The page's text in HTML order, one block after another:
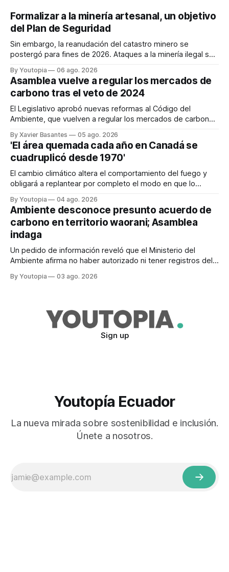
Formalizar a la minería artesanal, un objetivo
del Plan de Seguridad
Sin embargo, la reanudación del catastro minero se
postergó para fines de 2026. Ataques a la minería ilegal se
By Youtopia 06 ago. 2026
Asamblea vuelve a regular los mercados de
carbono tras el veto de 2024
El Legislativo aprobó nuevas reformas al Código del
Ambiente, que vuelven a regular los mercados de carbono,
By Xavier Basantes 05 ago. 2026
'El área quemada cada año en Canadá se
cuadruplicó desde 1970'
El cambio climático altera el comportamiento del fuego y
obligará a replantear por completo el modo en que lo
By Youtopia 04 ago. 2026
Ambiente desconoce presunto acuerdo de
carbono en territorio waorani; Asamblea
indaga
Un pedido de información reveló que el Ministerio del
Ambiente afirma no haber autorizado ni tener registros del
By Youtopia 03 ago. 2026
Sign up
Youtopía Ecuador
La nueva mirada sobre sostenibilidad e inclusión.
Únete a nosotros.